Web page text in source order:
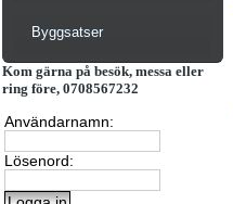
Byggsatser
Kom gärna på besök, messa eller
ring före, 0708567232
Användarnamn:
Lösenord: